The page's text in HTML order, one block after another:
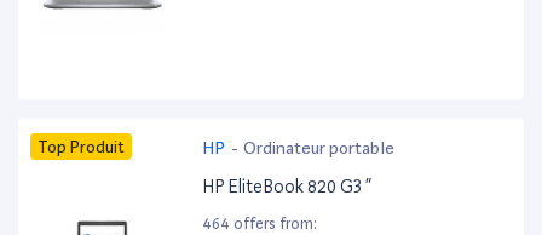
Top Produit HP - Ordinateur portable
HP EliteBook 820 G3 ”
464 offers from: